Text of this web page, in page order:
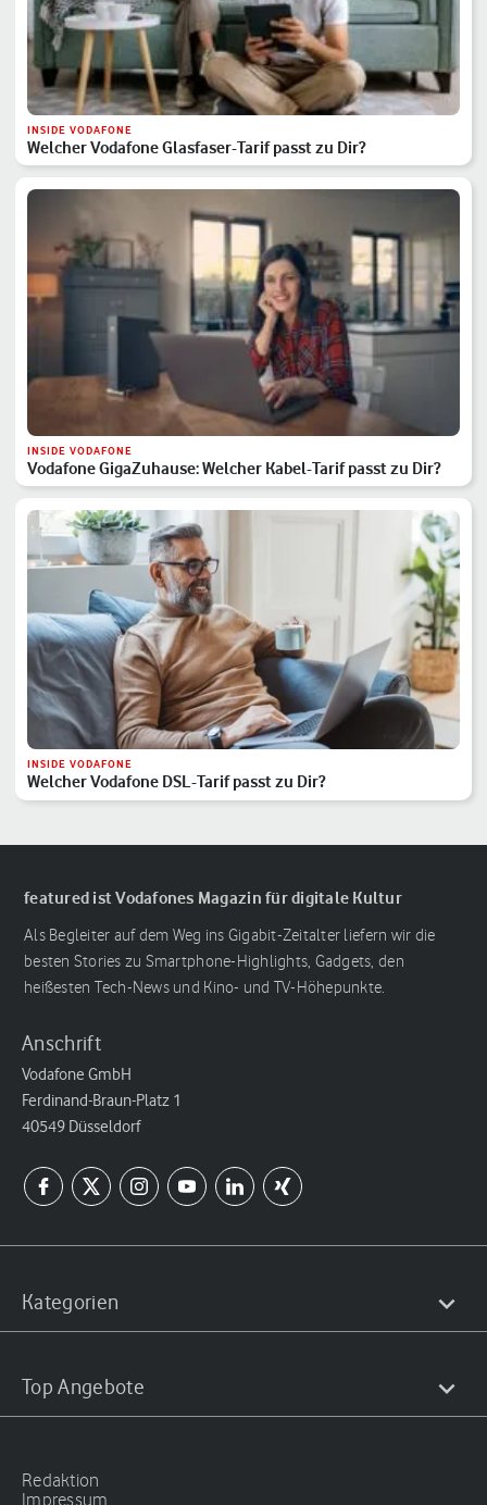
INSIDE VODAFONE
Welcher Vodafone Glasfaser-Tarif passt zu Dir?
INSIDE VODAFONE
Vodafone GigaZuhause: Welcher Kabel-Tarif passt zu Dir?
INSIDE VODAFONE
Welcher Vodafone DSL-Tarif passt zu Dir?
featured ist Vodafones Magazin für digitale Kultur
Als Begleiter auf dem Weg ins Gigabit-Zeitalter liefern wir die
besten Stories zu Smartphone-Highlights, Gadgets, den
heißesten Tech-News und Kino- und TV-Höhepunkte.
Anschrift
Vodafone GmbH
Ferdinand-Braun-Platz 1
40549 Düsseldorf
Kategorien
Top Angebote
Redaktion
Impressum